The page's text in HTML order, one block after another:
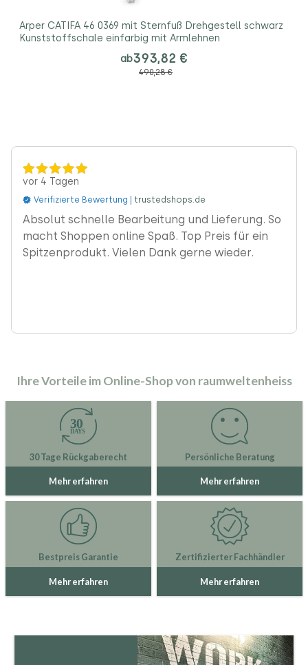
Arper CATIFA 46 0369 mit Sternfuß Drehgestell schwarz
Kunststoffschale einfarbig mit Armlehnen
ab393,82 €
490,28 €
vor 4 Tagen
Verifizierte Bewertung | trustedshops.de
Absolut schnelle Bearbeitung und Lieferung. So
macht Shoppen online Spaß. Top Preis für ein
Spitzenprodukt. Vielen Dank gerne wieder.
Ihre Vorteile im Online-Shop von raumweltenheiss
30 Tage Rückgaberecht
Mehr erfahren
Persönliche Beratung
Mehr erfahren
Bestpreis Garantie
Mehr erfahren
Zertifizierter Fachhändler
Mehr erfahren